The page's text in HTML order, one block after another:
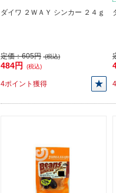
ダイワ ２ＷＡＹ シンカー ２４ｇ
定価：605円 (税込)
484円 (税込)
4ポイント獲得